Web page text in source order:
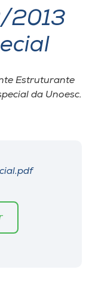
2013
Estruturante
da Unoesc.